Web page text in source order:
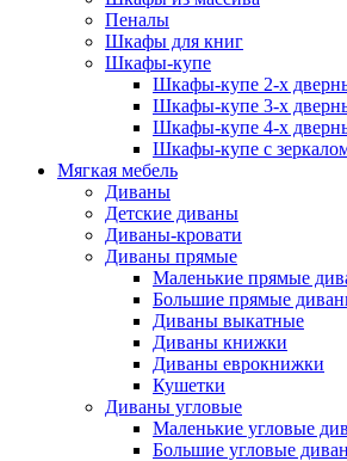
Пеналы
Шкафы для книг
Шкафы-купе
Шкафы-купе 2-х
Шкафы-купе 3-х
Шкафы-купе 4-х
Шкафы-купе с
Мягкая мебель
Диваны
Детские диваны
Диваны-кровати
Диваны прямые
Маленькие прямые
Большие прямые
Диваны выкатные
Диваны книжки
Диваны еврокнижки
Кушетки
Диваны угловые
Маленькие угловые
Большие угловые